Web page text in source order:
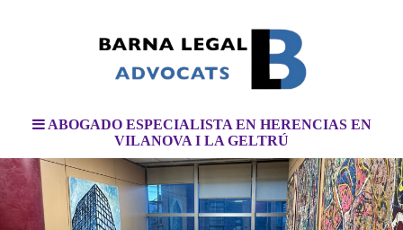
ABOGADO ESPECIALISTA EN HERENCIAS EN
VILANOVA I LA GELTRÚ